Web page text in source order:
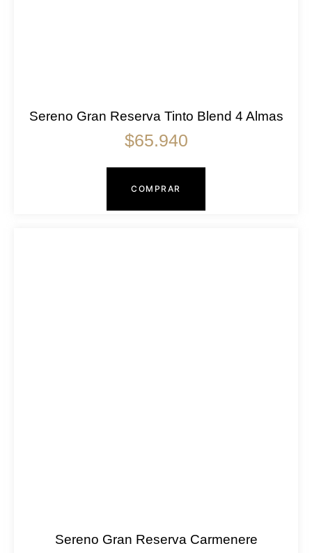
Sereno Gran Reserva Tinto Blend 4 Almas
$65.940
COMPRAR
Sereno Gran Reserva Carmenere